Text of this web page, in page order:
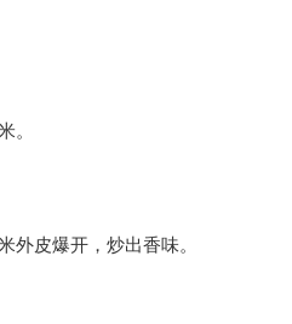
。
外皮爆开，炒出香味。